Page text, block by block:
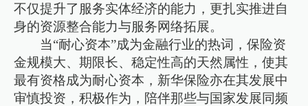
不仅提升了服务实体经济的能力，更扎实推进自
身的资源整合能力与服务网络拓展。
当“耐心资本”成为金融行业的热词，保险资
金规模大、期限长、稳定性高的天然属性，使其
最有资格成为耐心资本，新华保险亦在其发展中
审慎投资，积极作为，陪伴那些与国家发展同频